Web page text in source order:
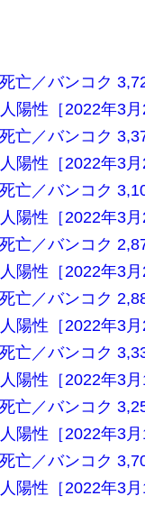
亡／バンコク
陽性［2022年3月
亡／バンコク
陽性［2022年3月
亡／バンコク
陽性［2022年3月
亡／バンコク
陽性［2022年3月
亡／バンコク
陽性［2022年3月
亡／バンコク
陽性［2022年3月
亡／バンコク
陽性［2022年3月
亡／バンコク
陽性［2022年3月